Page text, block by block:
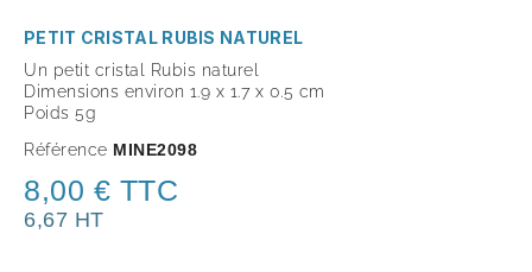
PETIT CRISTAL RUBIS NATUREL
Un petit cristal Rubis naturel
Dimensions environ 1.9 x 1.7 x 0.5 cm
Poids 5g
Référence MINE2098
8,00 € TTC
6,67 HT